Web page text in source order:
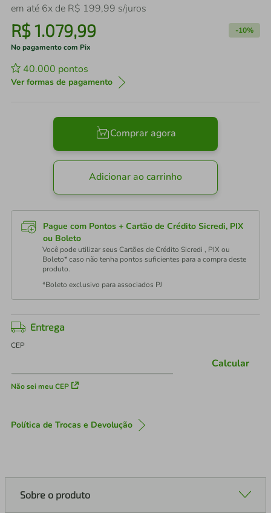
em até 6x de R$ 199,99 s/juros
R$1.079,99 -10%
No pagamento com Pix
40.000 pontos
Ver formas de pagamento
Comprar agora
Adicionar ao carrinho
Pague com Pontos + Cartão de Crédito Sicredi, PIX
ou Boleto
Você pode utilizar seus Cartões de Crédito Sicredi , PIX ou
Boleto* caso não tenha pontos suficientes para a compra deste
produto.
*Boleto exclusivo para associados PJ
Entrega
CEP
Não sei meu CEP
Calcular
Política de Trocas e Devolução
Sobre o produto